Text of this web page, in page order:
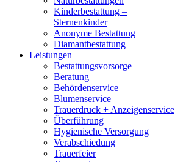
Kinderbestattung –
Sternenkinder
Anonyme Bestattung
Diamantbestattung
Leistungen
Bestattungsvorsorge
Beratung
Behördenservice
Blumenservice
Trauerdruck + Anzeigenservice
Überführung
Hygienische Versorgung
Verabschiedung
Trauerfeier